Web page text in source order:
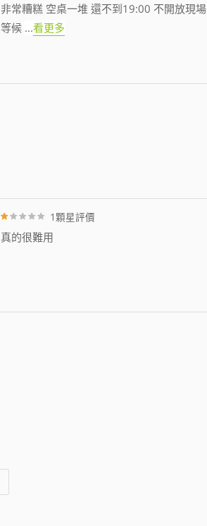
非常糟糕 空桌一堆 還不到19:00 不開放現場
等候 ...看更多
1顆星評價
真的很難用